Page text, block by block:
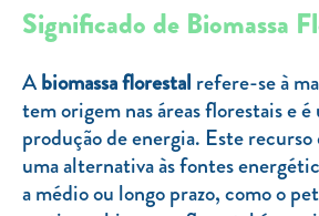
Blog
Mais informações
SERVIÇOS
ROTULAGEM
JUNTE-SE A NÓS
Significado de Biomassa
Abiomassa florestal refere-se à
tem origem nas áreas florestais e
produção de energia. Este
uma alternativa às fontes
a médio ou longo prazo, como o